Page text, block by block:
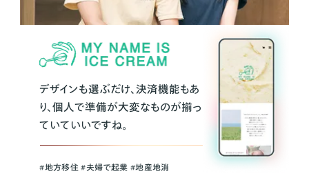
デザインも選ぶだけ、決済機能もあ
り、個人で準備が大変なものが揃っ
ていていいですね。
#地方移住 #夫婦で起業 #地産地消